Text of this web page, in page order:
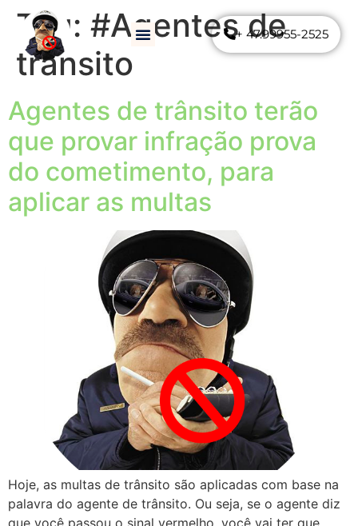
+ 47.99955-2525
Tag: #Agentes de
trânsito
Agentes de trânsito terão
que provar infração prova
do cometimento, para
aplicar as multas
Hoje, as multas de trânsito são aplicadas com base na
palavra do agente de trânsito. Ou seja, se o agente diz
que você passou o sinal vermelho, você vai ter que